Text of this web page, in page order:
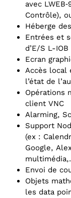
avec
Contrôle),
Héberge
Entrées et
d’E/‌S L-IOB
Ecran
Accès local
l’état de
Opérations
client VNC
Alarming,
Support
(ex :
Google,
Envoi de
Objets
les data